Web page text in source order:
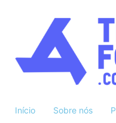
Início Sobre nós